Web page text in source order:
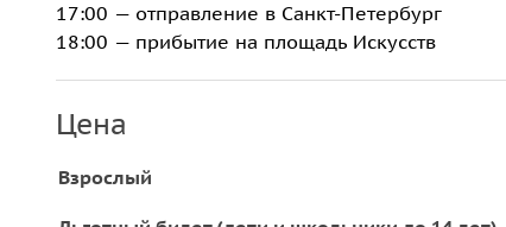
17:00 — отправление в Санкт-Петербург
18:00 — прибытие на площадь Искусств
Цена
Взрослый